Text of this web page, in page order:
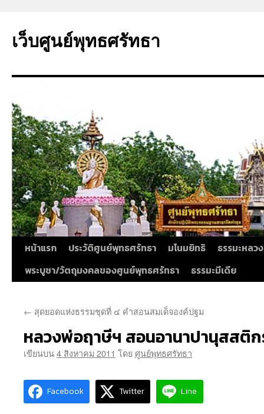
ยัง
เว็บศูนย์พุทธศรัทธา
หน้าแรก ประวัติศูนย์พุทธศรัทธา มโนมยิทธิ
ธรรมะหลว
พระบูชา/วัตถุมงคลของศูนย์พุทธศรัทธา
ธรรมะมีเดีย
← สุดยอดแห่งธรรมชุดที่ ๔ คำสอนสมเด็จองค์ปฐม
หลวงพ่อฤาษีฯ สอนอานาปานุสสติ
เขียนบน4 สิงหาคม 2011 โดยศูนย์พุทธศรัทธา
Facebook Twitter Line